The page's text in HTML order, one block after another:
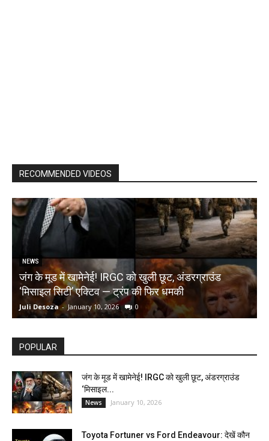
RECOMMENDED VIDEOS
NEWS
जंग के मूड में खामेनेई! IRGC को खुली छूट, अंडरग्राउंड
‘मिसाइल सिटी’ एक्टिव — ट्रंप की फिर धमकी
Juli Desoza - January 10, 2026 0
POPULAR
जंग के मूड में खामेनेई! IRGC को खुली छूट, अंडरग्राउंड
‘मिसाइल...
News January 10, 2026
Toyota Fortuner vs Ford Endeavour: देखें कौन